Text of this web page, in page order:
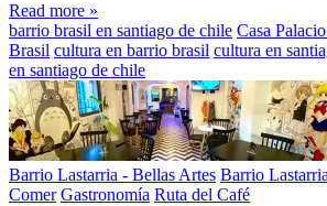
Read more »
barrio brasil en santiago de chile Casa
Brasil cultura en barrio brasil cultura en
en santiago de chile
Barrio Lastarria - Bellas Artes Barrio
Comer Gastronomía Ruta del Café